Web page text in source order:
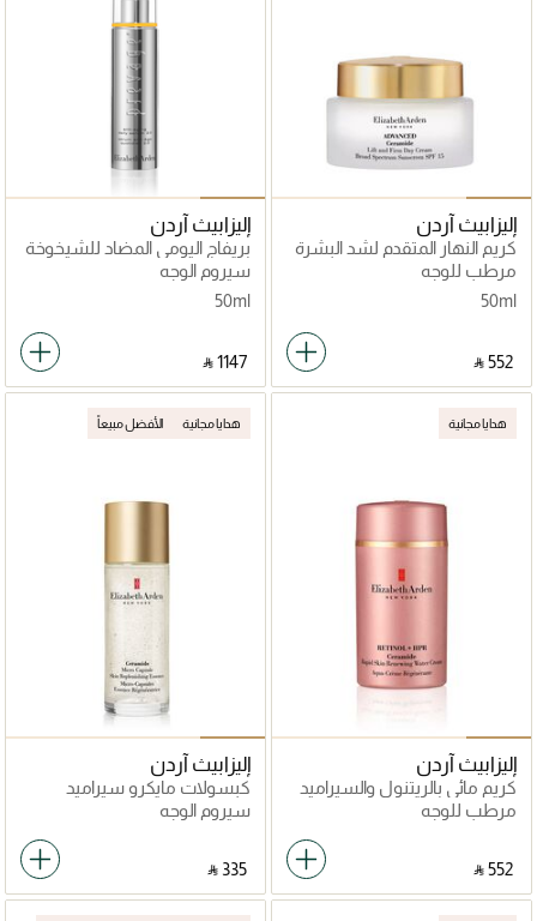
إليزابيث آردن
كريم النهار المتقدم لشد البشرة
وسيراميد مع حماية من
الشمس 20
مرطب للوجه
50ml
‎ ⃁ ⁦552⁩ ‎
إليزابيث آردن
بريفاج اليومي المضاد للشيخوخة
سيروم الوجه
50ml
‎ ⃁ ⁦1147⁩ ‎
هدايا مجانية
إليزابيث آردن
كريم مائي بالريتنول والسيراميد
المتطور HPR+ لتجديد البشرة
مرطب للوجه
‎ ⃁ ⁦552⁩ ‎
هدايا مجانية الأفضل مبيعاً
إليزابيث آردن
كبسولات مايكرو سيراميد
لتجديد البشرة 140 مل
سيروم الوجه
‎ ⃁ ⁦335⁩ ‎